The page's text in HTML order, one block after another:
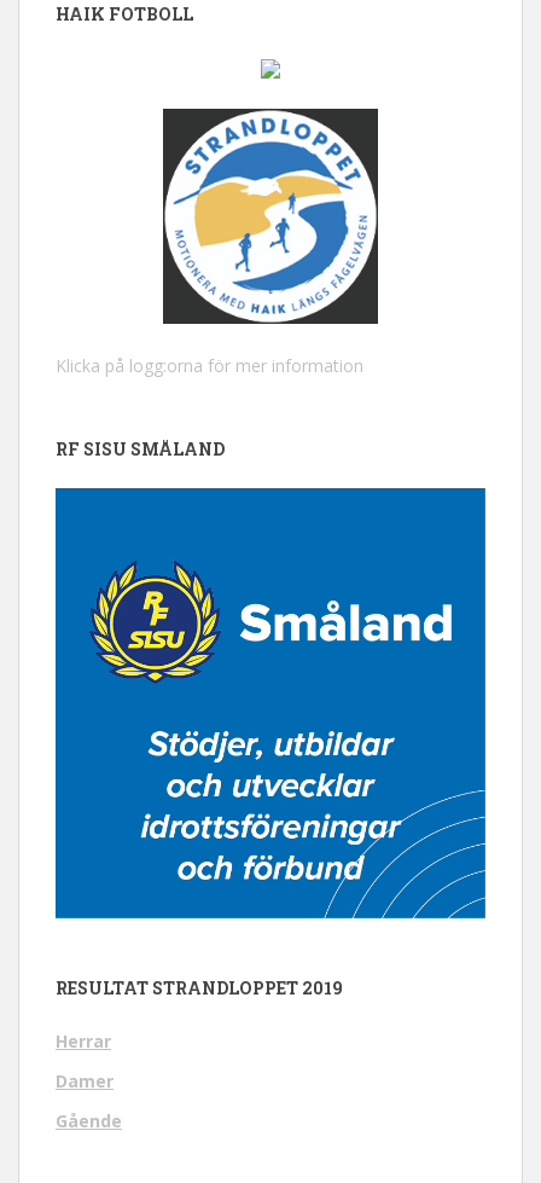
HAIK FOTBOLL
Klicka på logg:orna för mer information
RF SISU SMÅLAND
RESULTAT STRANDLOPPET 2019
Herrar
Damer
Gående